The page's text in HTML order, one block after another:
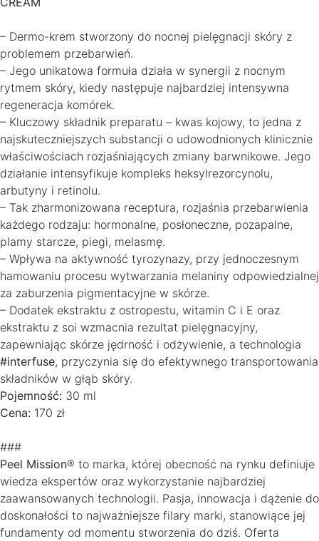
– Dermo-krem stworzony do nocnej pielęgnacji skóry z
problemem przebarwień.
– Jego unikatowa formuła działa w synergii z nocnym
rytmem skóry, kiedy następuje najbardziej intensywna
regeneracja komórek.
– Kluczowy składnik preparatu – kwas kojowy, to jedna z
najskuteczniejszych substancji o udowodnionych klinicznie
właściwościach rozjaśniających zmiany barwnikowe. Jego
działanie intensyfikuje kompleks heksylrezorcynolu,
arbutyny i retinolu.
– Tak zharmonizowana receptura, rozjaśnia przebarwienia
każdego rodzaju: hormonalne, posłoneczne, pozapalne,
plamy starcze, piegi, melasmę.
– Wpływa na aktywność tyrozynazy, przy jednoczesnym
hamowaniu procesu wytwarzania melaniny odpowiedzialnej
za zaburzenia pigmentacyjne w skórze.
– Dodatek ekstraktu z ostropestu, witamin C i E oraz
ekstraktu z soi wzmacnia rezultat pielęgnacyjny,
zapewniając skórze jędrność i odżywienie, a technologia
#interfuse, przyczynia się do efektywnego transportowania
składników w głąb skóry.
Pojemność: 30 ml
Cena: 170 zł
###
Peel Mission® to marka, której obecność na rynku definiuje
wiedza ekspertów oraz wykorzystanie najbardziej
zaawansowanych technologii. Pasja, innowacja i dążenie do
doskonałości to najważniejsze filary marki, stanowiące jej
fundamenty od momentu stworzenia do dziś. Oferta